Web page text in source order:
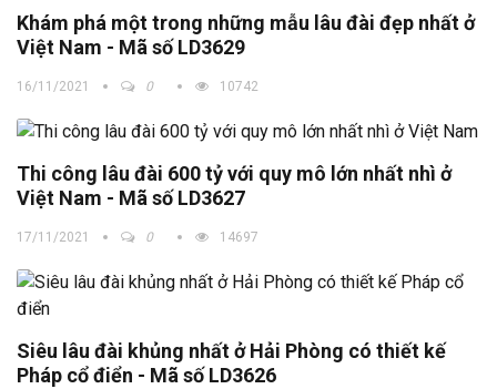
Khám phá một trong những mẫu lâu đài đẹp nhất ở
Việt Nam - Mã số LD3629
16/11/2021 0 10742
Thi công lâu đài 600 tỷ với quy mô lớn nhất nhì ở
Việt Nam - Mã số LD3627
17/11/2021 0 14697
Siêu lâu đài khủng nhất ở Hải Phòng có thiết kế
Pháp cổ điển - Mã số LD3626